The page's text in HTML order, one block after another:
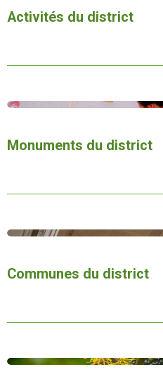
Activités du district
Monuments du district
Communes du district